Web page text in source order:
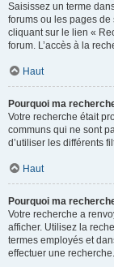
Saisissez un terme
forums ou les pages
cliquant sur le lien «
forum. L’accès à la
Haut
Pourquoi ma
Votre recherche était
communs qui ne sont
d’utiliser les différents
Haut
Pourquoi ma
Votre recherche a
afficher. Utilisez la
termes employés et
effectuer une recherche.